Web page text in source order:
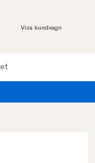
Visa kundvagn